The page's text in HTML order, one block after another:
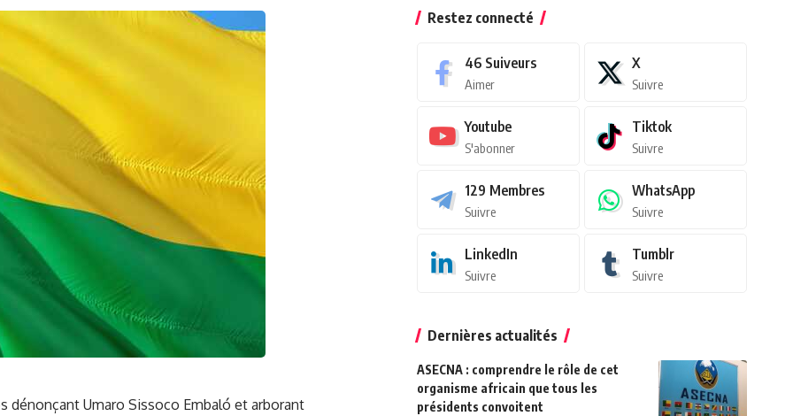
dénonçant Umaro Sissoco Embaló et arborant
Restez connecté
46 Suiveurs
Aimer
X
Suivre
Youtube
S'abonner
Tiktok
Suivre
129 Membres
Suivre
WhatsApp
Suivre
LinkedIn
Suivre
Tumblr
Suivre
Dernières actualités
ASECNA : comprendre le rôle de cet
organisme africain que tous les
présidents convoitent